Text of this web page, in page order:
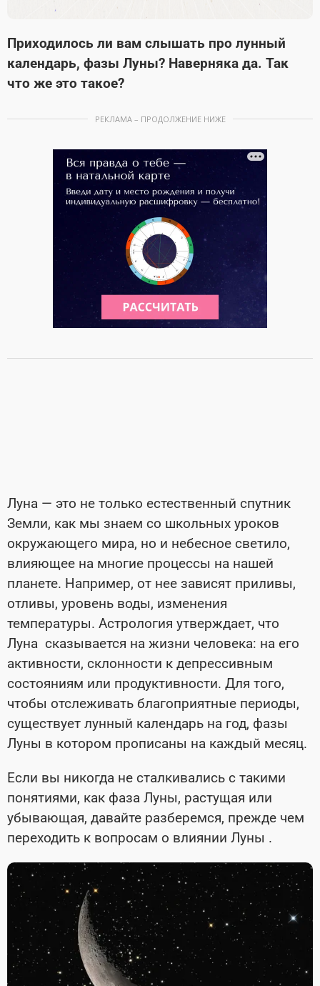
Приходилось ли вам слышать про лунный
календарь, фазы Луны? Наверняка да. Так
что же это такое?
РЕКЛАМА – ПРОДОЛЖЕНИЕ НИЖЕ
Луна — это не только естественный спутник
Земли, как мы знаем со школьных уроков
окружающего мира, но и небесное светило,
влияющее на многие процессы на нашей
планете. Например, от нее зависят приливы,
отливы, уровень воды, изменения
температуры. Астрология утверждает, что
Луна сказывается на жизни человека: на его
активности, склонности к депрессивным
состояниям или продуктивности. Для того,
чтобы отслеживать благоприятные периоды,
существует лунный календарь на год, фазы
Луны в котором прописаны на каждый месяц.
Если вы никогда не сталкивались с такими
понятиями, как фаза Луны, растущая или
убывающая, давайте разберемся, прежде чем
переходить к вопросам о влиянии Луны .